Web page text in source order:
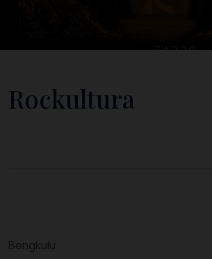
Rockultura
Bengkulu